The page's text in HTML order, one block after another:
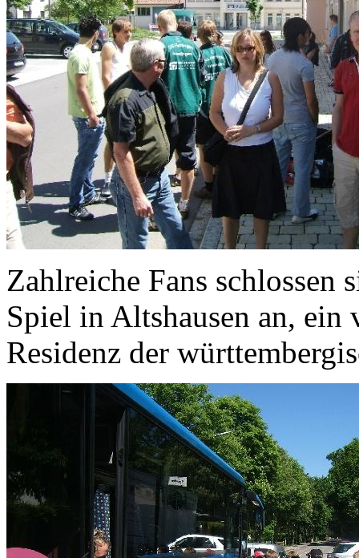
Zahlreiche Fans schlossen
Spiel in Altshausen an,
Residenz der